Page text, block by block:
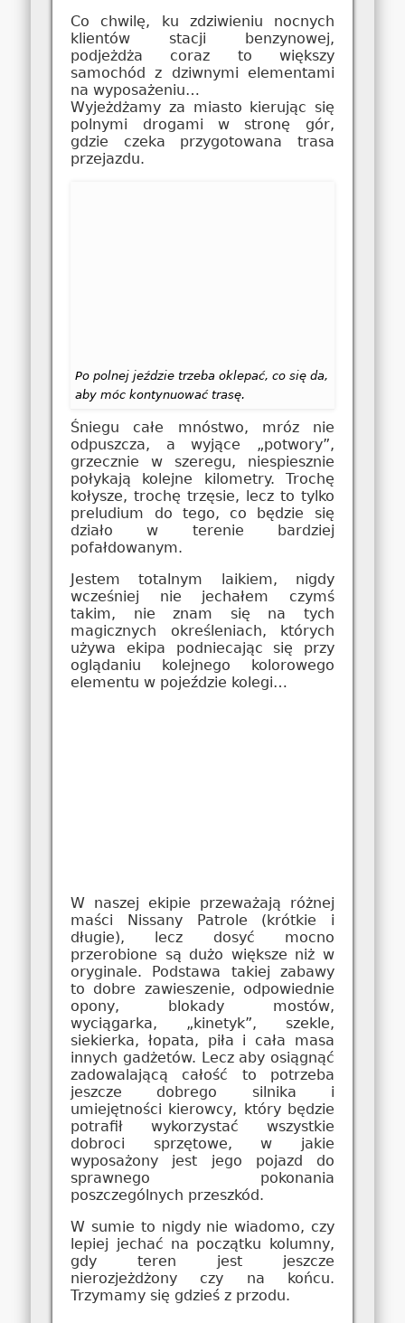
Co chwilę, ku zdziwieniu nocnych
klientów stacji benzynowej,
podjeżdża coraz to większy
samochód z dziwnymi elementami
na wyposażeniu…
Wyjeżdżamy za miasto kierując się
polnymi drogami w stronę gór,
gdzie czeka przygotowana trasa
przejazdu.
Po polnej jeździe trzeba oklepać, co się da,
aby móc kontynuować trasę.
Śniegu całe mnóstwo, mróz nie
odpuszcza, a wyjące „potwory”,
grzecznie w szeregu, niespiesznie
połykają kolejne kilometry. Trochę
kołysze, trochę trzęsie, lecz to tylko
preludium do tego, co będzie się
działo w terenie bardziej
pofałdowanym.
Jestem totalnym laikiem, nigdy
wcześniej nie jechałem czymś
takim, nie znam się na tych
magicznych określeniach, których
używa ekipa podniecając się przy
oglądaniu kolejnego kolorowego
elementu w pojeździe kolegi…
W naszej ekipie przeważają różnej
maści Nissany Patrole (krótkie i
długie), lecz dosyć mocno
przerobione są dużo większe niż w
oryginale. Podstawa takiej zabawy
to dobre zawieszenie, odpowiednie
opony, blokady mostów,
wyciągarka, „kinetyk”, szekle,
siekierka, łopata, piła i cała masa
innych gadżetów. Lecz aby osiągnąć
zadowalającą całość to potrzeba
jeszcze dobrego silnika i
umiejętności kierowcy, który będzie
potrafił wykorzystać wszystkie
dobroci sprzętowe, w jakie
wyposażony jest jego pojazd do
sprawnego pokonania
poszczególnych przeszkód.
W sumie to nigdy nie wiadomo, czy
lepiej jechać na początku kolumny,
gdy teren jest jeszcze
nierozjeżdżony czy na końcu.
Trzymamy się gdzieś z przodu.